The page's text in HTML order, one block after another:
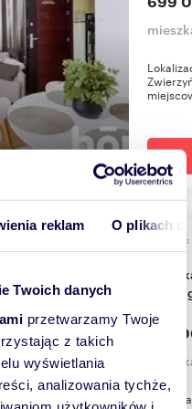
reklam O plikach
Twoich danych
przetwarzamy Twoje
z takich
wyświetlania
analizowania tychże,
2
229